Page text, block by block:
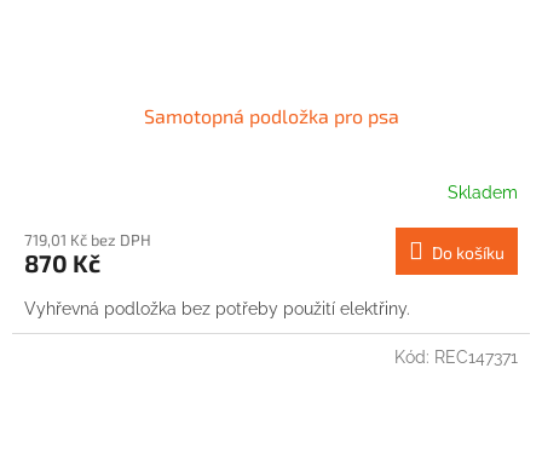
Samotopná podložka pro psa
Skladem
719,01 Kč bez DPH
870 Kč Do košíku
Vyhřevná podložka bez potřeby použití elektřiny.
Kód: REC147371